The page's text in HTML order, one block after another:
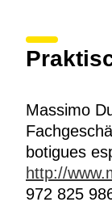
Massimo
botigues
http://
972 825